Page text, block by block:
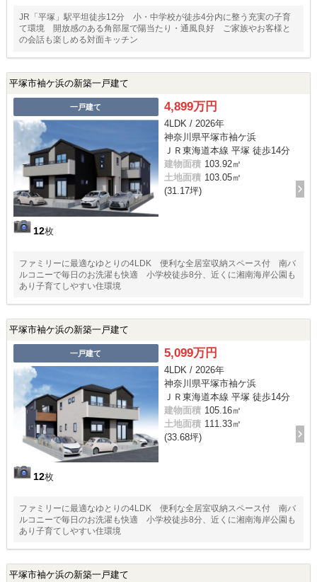
JR「平塚」駅平坦徒歩12分 小・中学校が徒歩4分内に整う充実の子育
て環境 開放感のある角部屋で陽当たり・通風良好 ご家族やお客様と
の会話も楽しめる対面キッチン
平塚市袖ケ浜の新築一戸建て
一戸建て
12枚
4,899万円
4LDK / 2026年
神奈川県平塚市袖ケ浜
ＪＲ東海道本線 平塚 徒歩14分
建物面積 103.92㎡
土地面積 103.05㎡
(31.17坪)
ファミリーに最適なゆとりの4LDK 便利な全居室収納スペース付 南バ
ルコニーで毎日のお洗濯も快適 小学校徒歩8分、近くに湘南海岸公園も
あり子育てしやすい住環境
平塚市袖ケ浜の新築一戸建て
一戸建て
12枚
5,099万円
4LDK / 2026年
神奈川県平塚市袖ケ浜
ＪＲ東海道本線 平塚 徒歩14分
建物面積 105.16㎡
土地面積 111.33㎡
(33.68坪)
ファミリーに最適なゆとりの4LDK 便利な全居室収納スペース付 南バ
ルコニーで毎日のお洗濯も快適 小学校徒歩8分、近くに湘南海岸公園も
あり子育てしやすい住環境
平塚市袖ケ浜の新築一戸建て